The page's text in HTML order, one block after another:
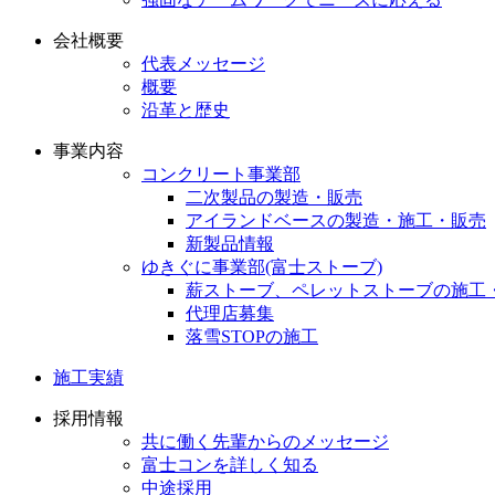
会社概要
代表メッセージ
概要
沿革と歴史
事業内容
コンクリート事業部
二次製品の製造・販売
アイランドベースの製造・施工・販売
新製品情報
ゆきぐに事業部(富士ストーブ)
薪ストーブ、ペレットストーブの施工
代理店募集
落雪STOPの施工
施工実績
採用情報
共に働く先輩からのメッセージ
富士コンを詳しく知る
中途採用